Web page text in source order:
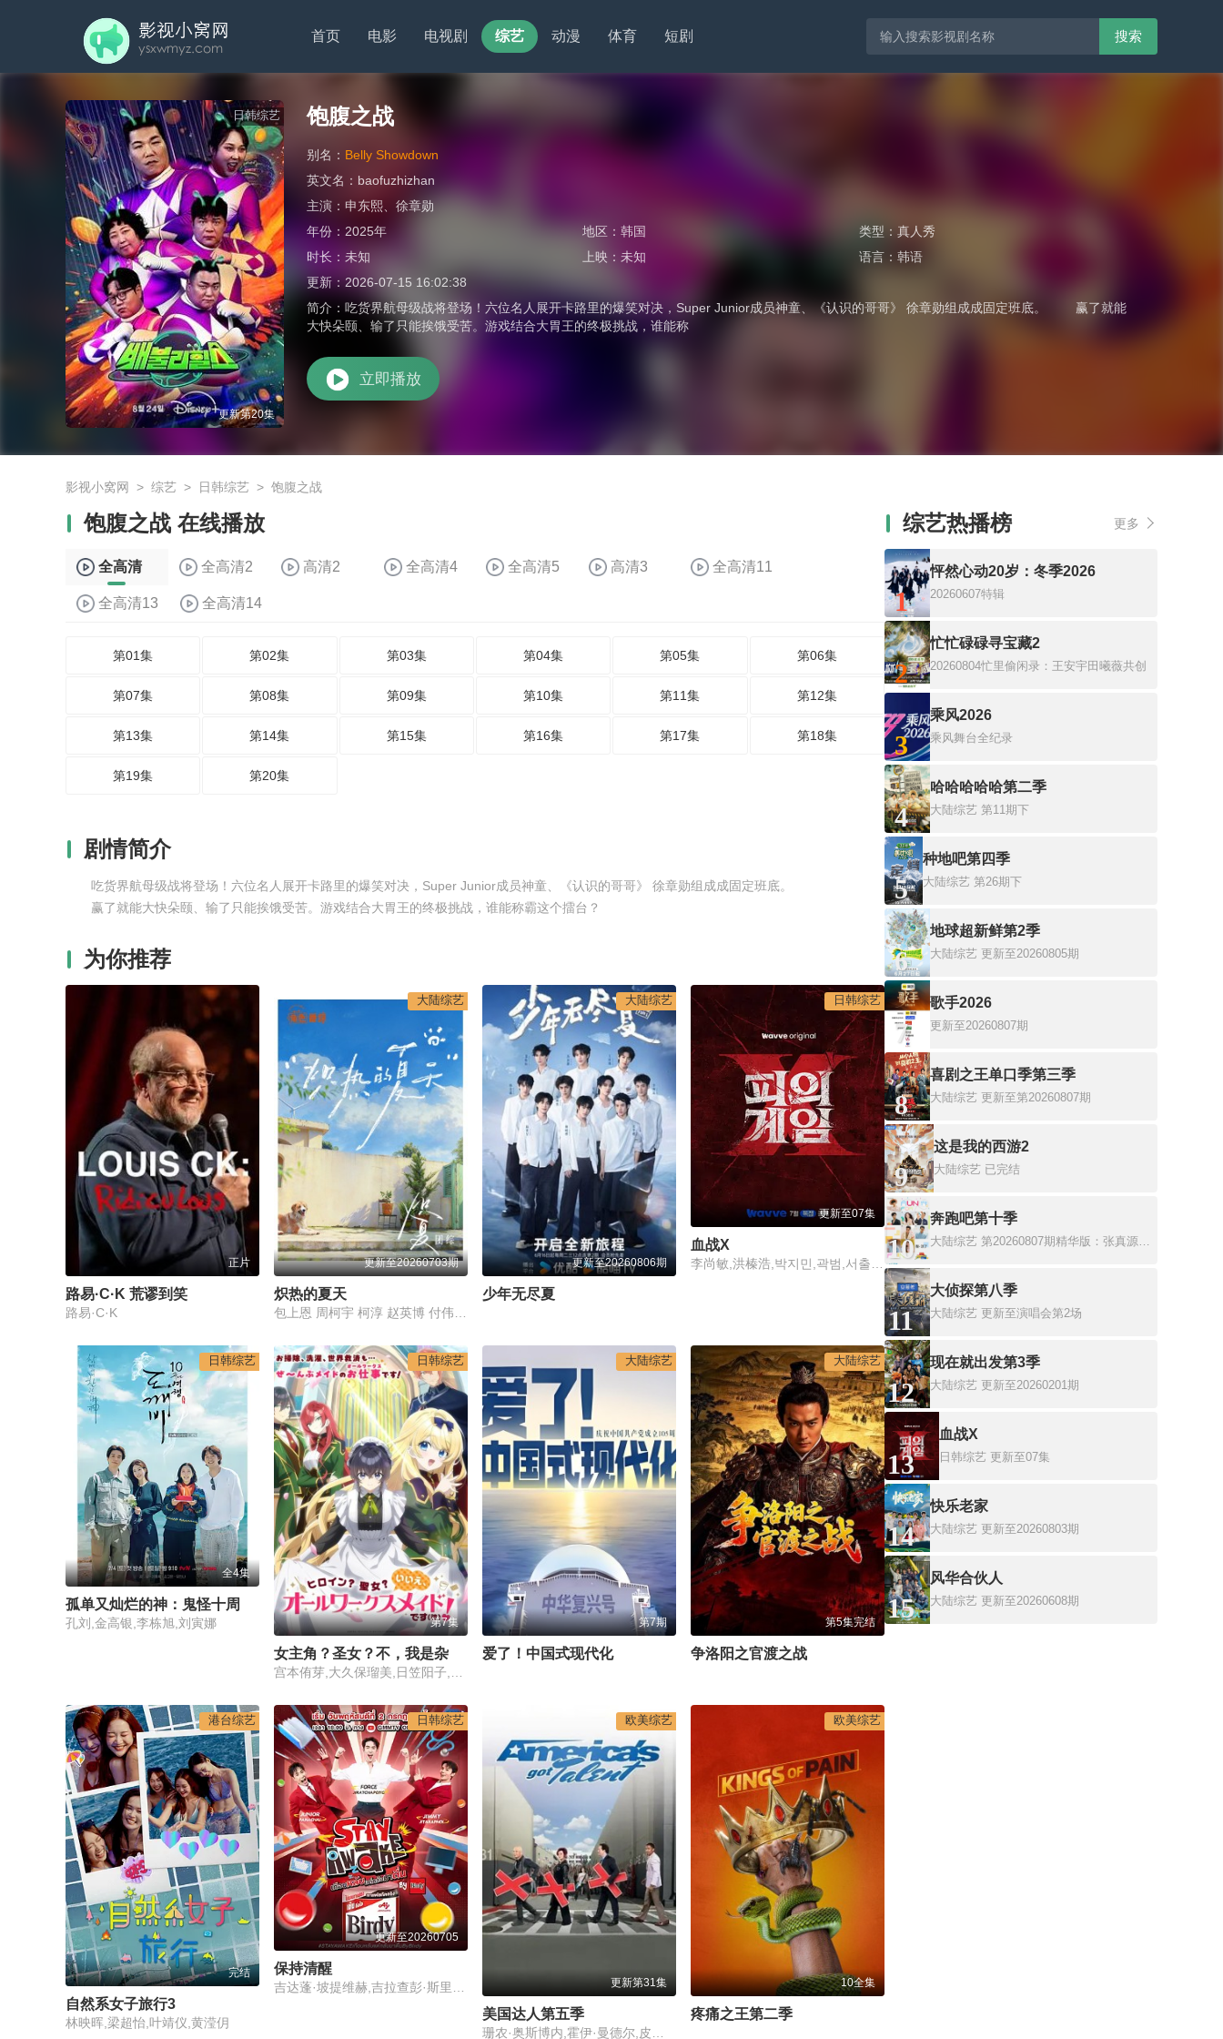
首页 电影 电视剧 综艺 动漫 体育 短剧 搜索
日韩综艺
更新第20集
饱腹之战
别名： Belly Showdown
英文名： baofuzhizhan
主演： 申东熙
徐章勋
年份： 2025年 地区：韩国 类型： 真人秀
时长： 未知 上映：未知 语言： 韩语
更新： 2026-07-15 16:02:38
简介： 吃货界航母级战将登场！六位名人展开卡路里的爆笑对决，Super Junior成员神童、《认识的哥哥》 徐章勋组成成固定班底。 赢了就能
大快朵颐、输了只能挨饿受苦。游戏结合大胃王的终极挑战，谁能称
立即播放
影视小窝网 > 综艺 > 日韩综艺 > 饱腹之战
饱腹之战 在线播放
全高清 全高清2 高清2 全高清4 全高清5 高清3 全高清11
全高清13 全高清14
第01集 第02集 第03集 第04集 第05集 第06集
第07集 第08集 第09集 第10集 第11集 第12集
第13集 第14集 第15集 第16集 第17集 第18集
第19集 第20集
剧情简介
吃货界航母级战将登场！六位名人展开卡路里的爆笑对决，Super Junior成员神童、《认识的哥哥》 徐章勋组成成固定班底。
赢了就能大快朵颐、输了只能挨饿受苦。游戏结合大胃王的终极挑战，谁能称霸这个擂台？
为你推荐
正片
路易·C·K 荒谬到笑
路易·C·K
大陆综艺
更新至20260703期
炽热的夏天
大陆综艺
更新至20260806期
少年无尽夏
日韩综艺
更新至07集
血战X
日韩综艺
全4集
孔刘,金高银,李栋旭,刘寅娜
日韩综艺
第7集
大陆综艺
第7期
爱了！中国式现代化
大陆综艺
第5集完结
争洛阳之官渡之战
港台综艺
完结
自然系女子旅行3
林映晖,梁超怡,叶靖仪,黄滢仴
日韩综艺
更新至20260705
保持清醒
欧美综艺
更新第31集
美国达人第五季
欧美综艺
10全集
疼痛之王第二季
综艺热播榜 更多
1
怦然心动20岁：冬季2026
20260607特辑
2
忙忙碌碌寻宝藏2
20260804忙里偷闲录：王安宇田曦薇共创
3
乘风2026
乘风舞台全纪录
4
哈哈哈哈哈第二季
大陆综艺 第11期下
5
种地吧第四季
大陆综艺 第26期下
6
地球超新鲜第2季
大陆综艺 更新至20260805期
7
歌手2026
更新至20260807期
8
喜剧之王单口季第三季
大陆综艺 更新至第20260807期
9
这是我的西游2
大陆综艺 已完结
10
奔跑吧第十季
大陆综艺 第20260807期精华版：张真源唱师兄的歌就是对味儿
11
大侦探第八季
大陆综艺 更新至演唱会第2场
12
现在就出发第3季
大陆综艺 更新至20260201期
13
血战X
日韩综艺 更新至07集
14
快乐老家
大陆综艺 更新至20260803期
15
风华合伙人
大陆综艺 更新至20260608期